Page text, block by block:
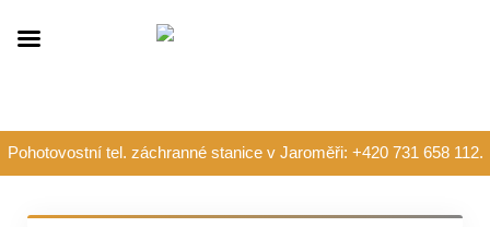
Pohotovostní tel. záchranné stanice v Jaroměři: +420 731 658 112.